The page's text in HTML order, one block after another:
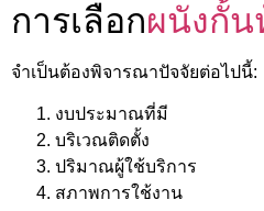
การเลือกผนังกั้น
จำเป็นต้องพิจารณาปัจจัยต่อไปนี้:
งบประมาณที่มี
บริเวณติดตั้ง
ปริมาณผู้ใช้บริการ
สภาพการใช้งาน